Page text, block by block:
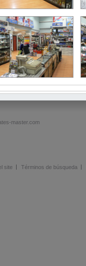
master.com
site Términos de búsqueda